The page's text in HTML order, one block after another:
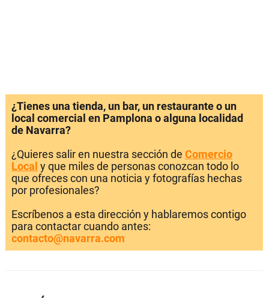
¿Tienes una tienda, un bar, un restaurante o un
local comercial en Pamplona o alguna localidad
de Navarra?
¿Quieres salir en nuestra sección de Comercio
Local y que miles de personas conozcan todo lo
que ofreces con una noticia y fotografías hechas
por profesionales?
Escríbenos a esta dirección y hablaremos contigo
para contactar cuando antes:
contacto@navarra.com